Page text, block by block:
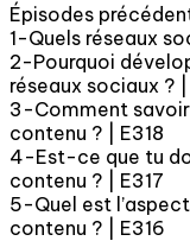
Épisodes
1-Quels réseaux
2-Pourquoi
réseaux sociaux ? |
3-Comment
contenu ? | E318
4-Est-ce que tu
contenu ? | E317
5-Quel est
contenu ? | E316